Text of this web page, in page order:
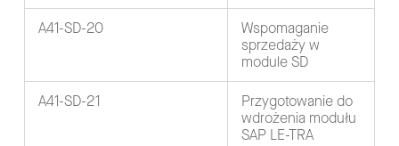
A41-SD-20
Wspomaganie
sprzedaży w
module SD
A41-SD-21
Przygotowanie do
wdrożenia modułu
SAP LE-TRA